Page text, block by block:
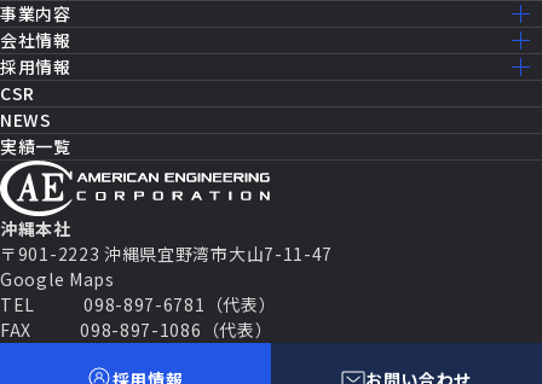
採用情報 お問い合わせ
沖縄本社
〒901-2223 沖縄県宜野湾市大山7-11-47
Google Maps
TEL
098-897-6781（代表）
FAX
098-897-1086（代表）
事業内容
事業内容一覧
建設工事［米軍基地］
建設工事［公共事業］
機器修理・設備メンテナンス
ITソリューション
消防設備・制御
セールス・マーケティング
セキュリティシステム
パートナー契約
会社情報
ミッション・ビジョン
ごあいさつ
会社概要
沿革
アクセスマップ
グループ企業一覧
採用情報
採用情報トップ
仕事を知る
先輩社員の声
働く環境
福利厚生
数字で見るAEC
キャリアパス
よくある質問
募集要項
CSR
NEWS
実績一覧
プライバシーポリシー Cookie ポリシー